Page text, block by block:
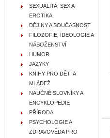
SEXUALITA, SEX A
EROTIKA
DĚJINY A SOUČASNOST
FILOZOFIE, IDEOLOGIE A
NÁBOŽENSTVÍ
HUMOR
JAZYKY
KNIHY PRO DĚTI A
MLÁDEŽ
NAUČNÉ SLOVNÍKY A
ENCYKLOPEDIE
PŘÍRODA
PSYCHOLOGIE A
ZDRAVOVĚDA PRO